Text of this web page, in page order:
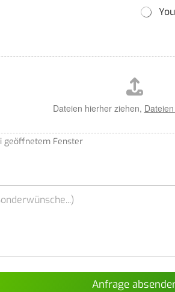
Dateien hierher ziehen,
geöffnetem Fenster
Anfrage